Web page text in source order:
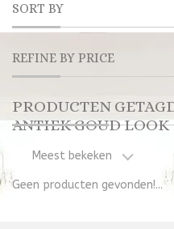
SORT BY
REFINE BY PRICE
PRODUCTEN
ANTIEK GOUD LOOK
Meest bekeken
Geen producten gevonden!...